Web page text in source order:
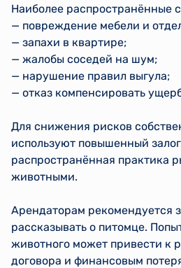
Наиболее распространённые
— повреждение мебели и
— запахи в квартире;
— жалобы соседей на шум;
— нарушение правил выгула;
— отказ компенсировать
Для снижения рисков
используют повышенный
распространённая практика
животными.
Арендаторам рекомендуется
рассказывать о питомце.
животного может привести к
договора и финансовым